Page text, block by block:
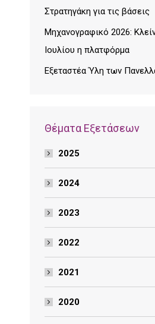
Στρατηγάκη για τις βάσεις
Μηχανογραφικό 2026:
Ιουλίου η πλατφόρμα
Εξεταστέα Ύλη των
Θέματα Εξετάσεων
2025
2024
2023
2022
2021
2020